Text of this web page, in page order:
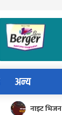
अन्य
नाइट भिजन